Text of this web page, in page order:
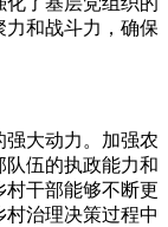
力和战斗力，确保
强大动力。加强农
伍的执政能力和
干部能够不断更
治理决策过程中